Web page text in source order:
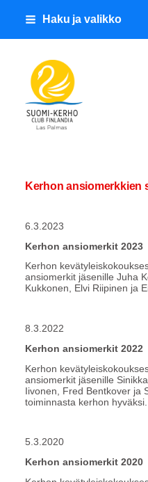
sivun
Haku ja valikko
Suomi-Kerho Club
Kerhon ansiomerkkien
6.3.2023
Kerhon ansiomerkit 2023
Kerhon
ansiomerkit jäsenille Juha
Kukkonen, Elvi Riipinen ja
8.3.2022
Kerhon ansiomerkit 2022
Kerhon
ansiomerkit jäsenille
Iivonen, Fred Bentkover ja
toiminnasta kerhon hyväksi.
5.3.2020
Kerhon ansiomerkit 2020